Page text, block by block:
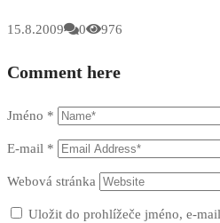
15.8.2009 0 976
Comment here
Jméno *
E-mail *
Webová stránka
Uložit do prohlížeče jméno, e-